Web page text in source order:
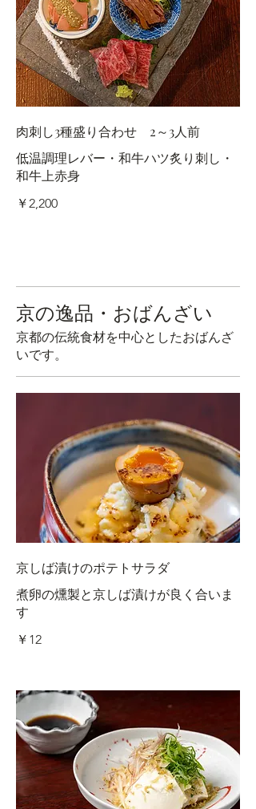
肉刺し3種盛り合わせ 2～3人前
低温調理レバー・和牛ハツ炙り刺し・
和牛上赤身
￥2,200
京の逸品・おばんざい
京都の伝統食材を中心としたおばんざ
いです。
京しば漬けのポテトサラダ
煮卵の燻製と京しば漬けが良く合いま
す
￥12